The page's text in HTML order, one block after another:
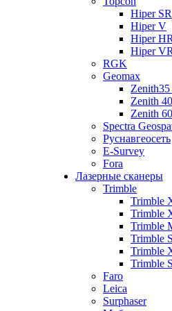
Hiper SR
Hiper V
Hiper HR
Hiper VR
RGK
Geomax
Zenith 40
Zenith 60
Spectra
Руснавгеосеть
E-Survey
Fora
Лазерные сканеры
Trimble
Trimble
Trimble
Trimble
Trimble
Trimble
Trimble
Faro
Leica
Surphaser